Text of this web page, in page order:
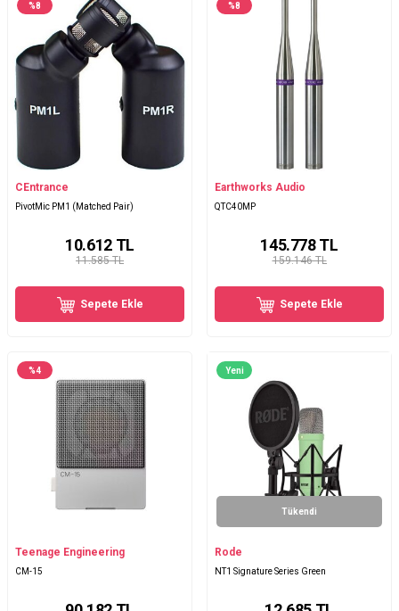
%8
CEntrance
PivotMic PM1 (Matched Pair)
11.585 TL
10.612TL
Sepete Ekle
%8
Earthworks Audio
QTC40MP
159.146 TL
145.778TL
Sepete Ekle
%4
Teenage Engineering
CM-15
Yeni
Tükendi
Rode
NT1 Signature Series Green